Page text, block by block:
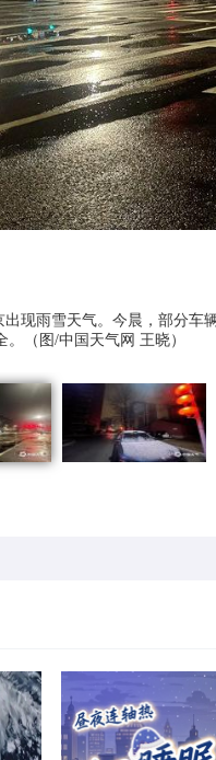
现雨雪天气。今晨，部分
（图/中国天气网 王晓）